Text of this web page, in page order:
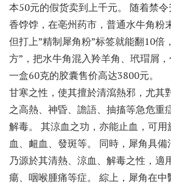
本50元的假货卖到上千元。 随着禁
香饽饽，在亳州药市，普通水牛角粉
但打上”精制犀角粉”标签就能翻10倍
方”，把水牛角混入羚羊角、玳瑁屑，
一盒60克的胶囊售价高达3800元。
甘寒之性，使其擅於清瀉熱邪，尤其
之高熱、神昏、譫語、抽搐等急危重
解毒。 其涼血之功，亦能止血，可
血、衄血、發斑等。 同時，犀角具
乃源於其清熱、涼血、解毒之性，適
瘍、咽喉腫痛等症。 綜上，犀角在